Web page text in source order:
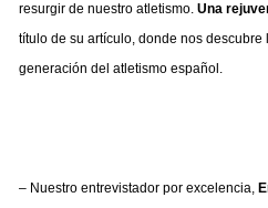
resurgir de nuestro atletismo. Una
título de su artículo, donde nos descubre
generación del atletismo español.
– Nuestro entrevistador por excelencia,